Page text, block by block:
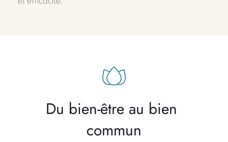
Du bien-être au bien
commun